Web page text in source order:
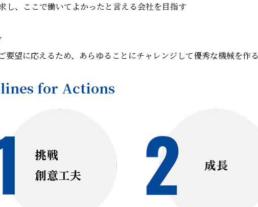
し、ここで働いてよかったと言える会社を目指す
要望に応えるため、あらゆることにチャレンジして優秀な機械を作る
for Actions